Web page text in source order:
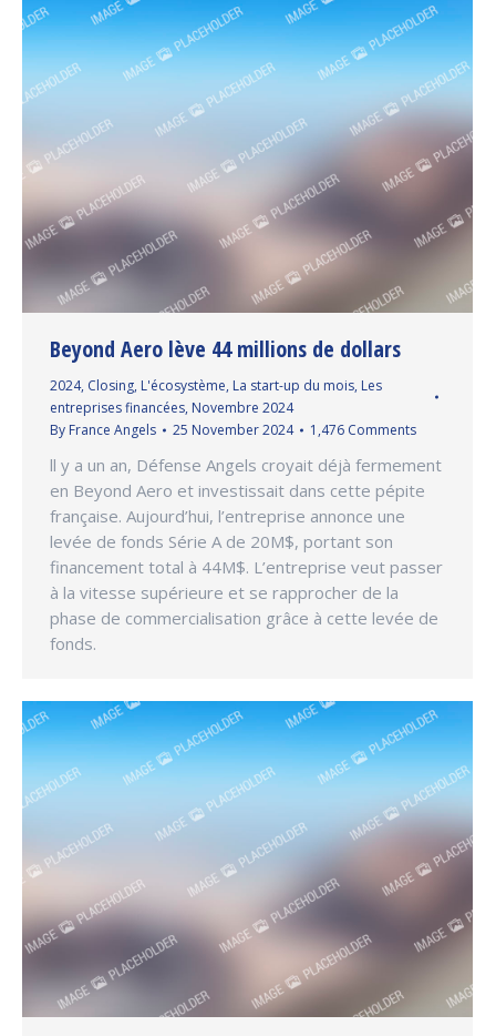
Beyond Aero lève 44 millions de dollars
2024, Closing, L'écosystème, La start-up du mois, Les
entreprises financées, Novembre 2024
By France Angels 25 November 2024 1,476 Comments
ll y a un an, Défense Angels croyait déjà fermement
en Beyond Aero et investissait dans cette pépite
française. Aujourd’hui, l’entreprise annonce une
levée de fonds Série A de 20M$, portant son
financement total à 44M$. L’entreprise veut passer
à la vitesse supérieure et se rapprocher de la
phase de commercialisation grâce à cette levée de
fonds.